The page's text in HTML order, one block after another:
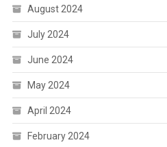
August 2024
July 2024
June 2024
May 2024
April 2024
February 2024